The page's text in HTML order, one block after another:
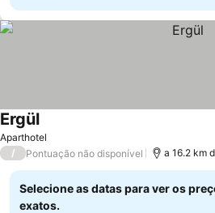
Aparthotel
ErgülVer preços
/ Pontuação não disponível a 16.2 km
Selecione as datas para ver os
exatos.